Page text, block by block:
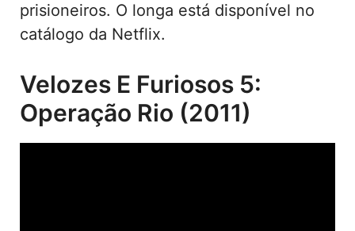
prisioneiros. O longa está disponível no
catálogo da Netflix.
Velozes E Furiosos 5:
Operação Rio (2011)